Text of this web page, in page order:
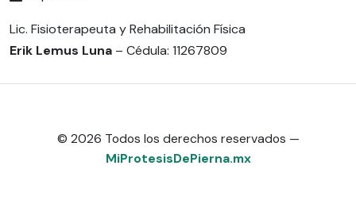
Lic. Fisioterapeuta y Rehabilitación Física
Erik Lemus Luna – Cédula: 11267809
© 2026 Todos los derechos reservados —
MiProtesisDePierna.mx